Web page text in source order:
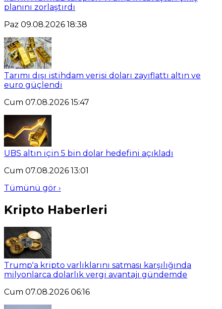
planını zorlaştırdı
Paz 09.08.2026 18:38
Tarımı dışı istihdam verisi doları zayıflattı altın ve
euro güçlendi
Cum 07.08.2026 15:47
UBS altın için 5 bin dolar hedefini açıkladı
Cum 07.08.2026 13:01
Tümünü gör ›
Kripto Haberleri
Trump'a kripto varlıklarını satması karşılığında
milyonlarca dolarlık vergi avantajı gündemde
Cum 07.08.2026 06:16